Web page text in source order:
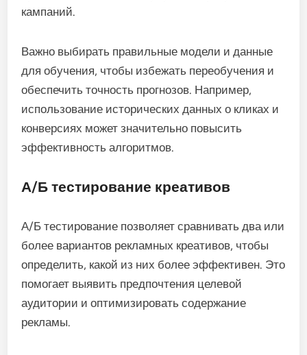
кампаний.
Важно выбирать правильные модели и данные
для обучения, чтобы избежать переобучения и
обеспечить точность прогнозов. Например,
использование исторических данных о кликах и
конверсиях может значительно повысить
эффективность алгоритмов.
А/Б тестирование креативов
А/Б тестирование позволяет сравнивать два или
более вариантов рекламных креативов, чтобы
определить, какой из них более эффективен. Это
помогает выявить предпочтения целевой
аудитории и оптимизировать содержание
рекламы.